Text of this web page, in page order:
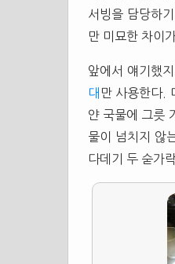
서빙을 담당하
만 미묘한 차이
앞에서 얘기했
대 만 사용한다.
얀 국물에 그릇
물이 넘치지 않
다데기 두 숟가